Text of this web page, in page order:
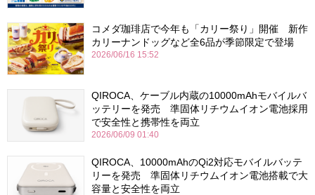
コメダ珈琲店で今年も「カリー祭り」開催 新作
カリーナンドッグなど全6品が季節限定で登場
2026/06/16 15:52
QIROCA、ケーブル内蔵の10000mAhモバイルバ
ッテリーを発売 準固体リチウムイオン電池採用
で安全性と携帯性を両立
2026/06/09 01:40
QIROCA、10000mAhのQi2対応モバイルバッテ
リーを発売 準固体リチウムイオン電池搭載で大
容量と安全性を両立